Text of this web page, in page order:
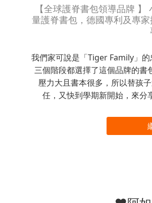
【全球護脊書包領導品牌
量護脊書包，德國專利及專
我們家可說是「Tiger Family」
三個階段都選擇了這個品牌的書
壓力大且書本很多，所以替孩
任，又快到學期新開始，來分